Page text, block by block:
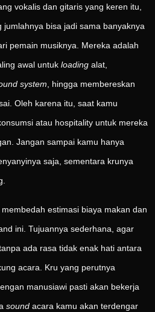
vokalis dan gitaris yang keren itu,
bisa jadi sama banyaknya
pemain musiknya. Mereka adalah
awal untuk loading alat,
system , hingga membereskan
Oleh karena itu, saat kamu
atau hospitality untuk mereka
Jangan sampai kamu hanya
saja, sementara krunya
estimasi biaya makan dan
ini. Tujuannya sederhana, agar
ada rasa tidak enak hati antara
acara. Kru yang perutnya
manusiawi pasti akan bekerja
sound acara kamu akan terdengar